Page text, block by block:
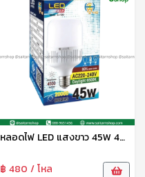
หลอดไฟ LED แสงขาว 45W 4500lm G-1126 HG
฿ 480 / โหล